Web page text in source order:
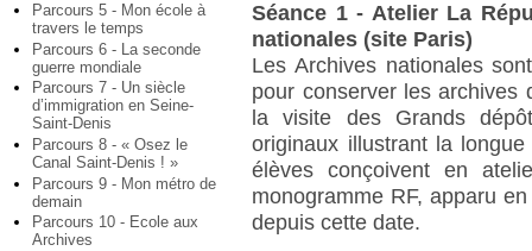
Parcours 5 - Mon école à
travers le temps
Parcours 6 - La seconde
guerre mondiale
Parcours 7 - Un siècle
d’immigration en Seine-
Saint-Denis
Parcours 8 - « Osez le
Canal Saint-Denis ! »
Parcours 9 - Mon métro de
demain
Parcours 10 - Ecole aux
Archives
Séance 1 - Atelier La
nationales (site Paris)
Les Archives nationales
pour conserver les archives
la visite des Grands
originaux illustrant la
élèves conçoivent en
monogramme RF, apparu
depuis cette date.